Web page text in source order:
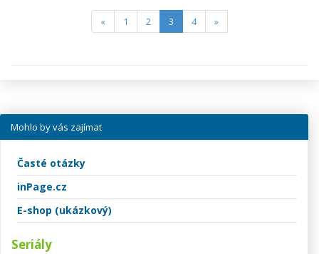
« 1 2 3 (current)
4 »
Mohlo by vás zajímat
Časté otázky
inPage.cz
E-shop (ukázkový)
Seriály